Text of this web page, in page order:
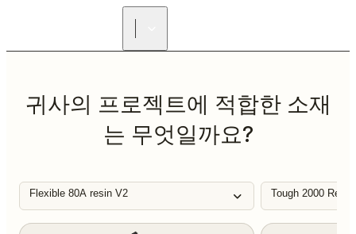
귀사의 프로젝트에 적합한 소재
는 무엇일까요?
Flexible 80A resin V2 Tough 2000